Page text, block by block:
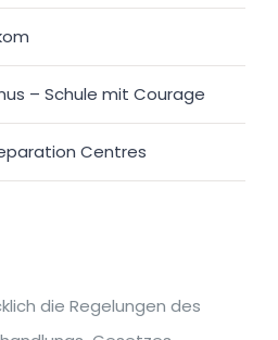
– Schule mit Courage
Centres
die Regelungen des